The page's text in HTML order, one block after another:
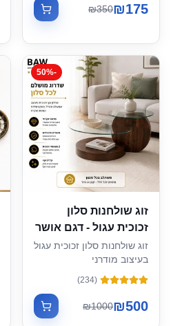
₪175
₪350
-
50%
זוג שולחנות סלון
זכוכית עגול - דגם אושר
זוג שולחנות סלון זכוכית עגול
בעיצוב מודרני
(
234
)
₪500
₪1000